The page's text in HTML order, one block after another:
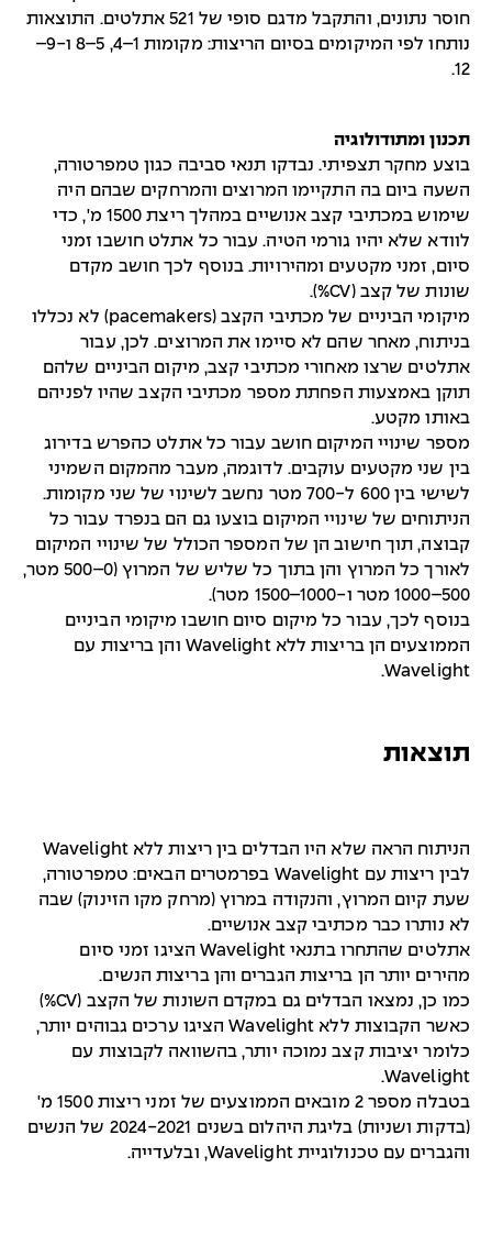
חוסר נתונים, והתקבל מדגם סופי של 521 אתלטים. התוצאות
נותחו לפי המיקומים בסיום הריצות: מקומות 1–4, 5–8 ו-9–
12.
תכנון ומתודולוגיה
בוצע מחקר תצפיתי. נבדקו תנאי סביבה כגון טמפרטורה,
השעה ביום בה התקיימו המרוצים והמרחקים שבהם היה
שימוש במכתיבי קצב אנושיים במהלך ריצת 1500 מ', כדי
לוודא שלא יהיו גורמי הטיה. עבור כל אתלט חושבו זמני
סיום, זמני מקטעים ומהירויות. בנוסף לכך חושב מקדם
שונות של קצב (CV%).
מיקומי הביניים של מכתיבי הקצב (pacemakers) לא נכללו
בניתוח, מאחר שהם לא סיימו את המרוצים. לכן, עבור
אתלטים שרצו מאחורי מכתיבי קצב, מיקום הביניים שלהם
תוקן באמצעות הפחתת מספר מכתיבי הקצב שהיו לפניהם
באותו מקטע.
מספר שינויי המיקום חושב עבור כל אתלט כהפרש בדירוג
בין שני מקטעים עוקבים. לדוגמה, מעבר מהמקום השמיני
לשישי בין 600 ל-700 מטר נחשב לשינוי של שני מקומות.
הניתוחים של שינויי המיקום בוצעו גם הם בנפרד עבור כל
קבוצה, תוך חישוב הן של המספר הכולל של שינויי המיקום
לאורך כל המרוץ והן בתוך כל שליש של המרוץ (0–500 מטר,
500–1000 מטר ו-1000–1500 מטר).
בנוסף לכך, עבור כל מיקום סיום חושבו מיקומי הביניים
הממוצעים הן בריצות ללא Wavelight והן בריצות עם
Wavelight.
תוצאות
הניתוח הראה שלא היו הבדלים בין ריצות ללא Wavelight
לבין ריצות עם Wavelight בפרמטרים הבאים: טמפרטורה,
שעת קיום המרוץ, והנקודה במרוץ (מרחק מקו הזינוק) שבה
לא נותרו כבר מכתיבי קצב אנושיים.
אתלטים שהתחרו בתנאי Wavelight הציגו זמני סיום
מהירים יותר הן בריצות הגברים והן בריצות הנשים.
כמו כן, נמצאו הבדלים גם במקדם השונות של הקצב (CV%)
כאשר הקבוצות ללא Wavelight הציגו ערכים גבוהים יותר,
כלומר יציבות קצב נמוכה יותר, בהשוואה לקבוצות עם
Wavelight.
בטבלה מספר 2 מובאים הממוצעים של זמני ריצות 1500 מ'
(בדקות ושניות) בליגת היהלום בשנים 2024-2021 של הנשים
והגברים עם טכנולוגיית Wavelight, ובלעדייה.